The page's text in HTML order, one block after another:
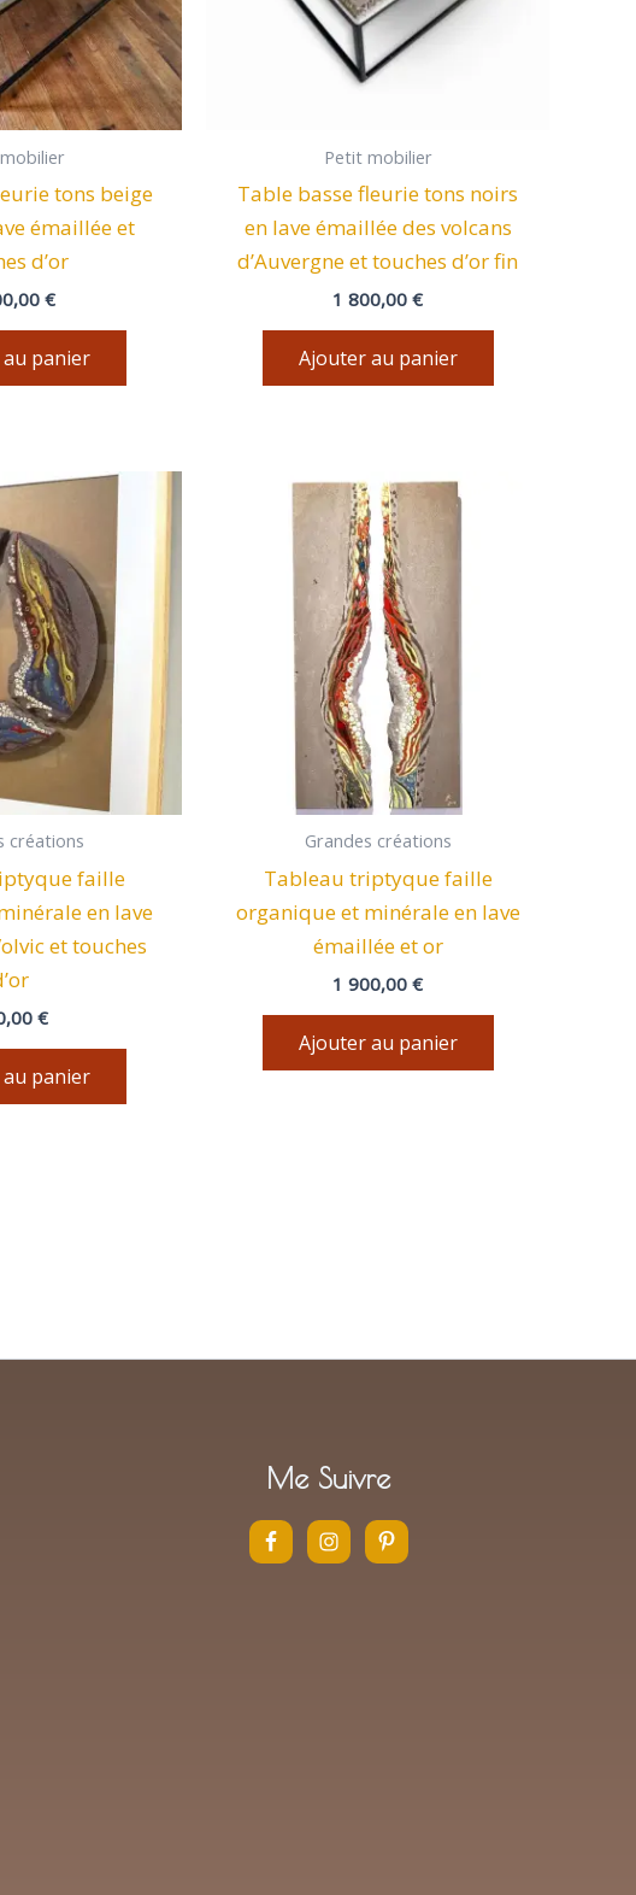
tons beige
émaillée et
d’or
€
panier
Petit mobilier
Table basse fleurie tons noirs
en lave émaillée des volcans
d’Auvergne et touches d’or fin
1 800,00 €
Ajouter au panier
créations
faille
en lave
et touches
€
panier
Grandes créations
Tableau triptyque faille
organique et minérale en lave
émaillée et or
1 900,00 €
Ajouter au panier
Me Suivre